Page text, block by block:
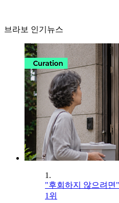
브라보 인기뉴스
1.
"후회하지 않으려면
1위